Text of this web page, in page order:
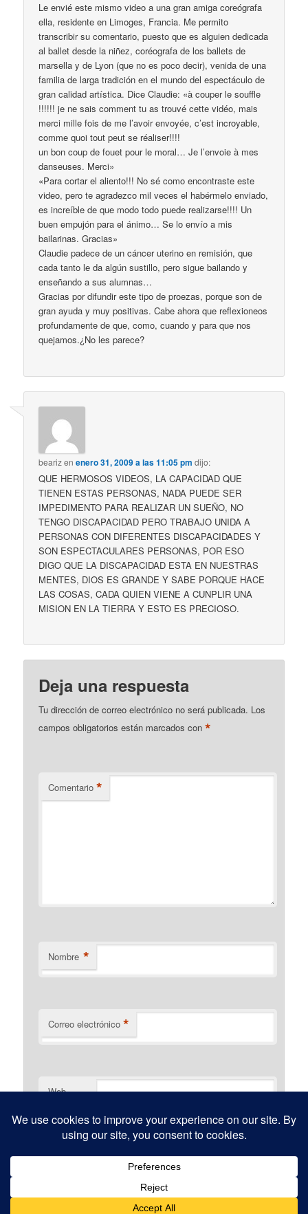
Le envié este mismo video a una gran amiga coreógrafa
ella, residente en Limoges, Francia. Me permito
transcribir su comentario, puesto que es alguien dedicada
al ballet desde la niñez, coréografa de los ballets de
marsella y de Lyon (que no es poco decir), venida de una
familia de larga tradición en el mundo del espectáculo de
gran calidad artística. Dice Claudie: «à couper le souffle
!!!!!! je ne sais comment tu as trouvé cette vidéo, mais
merci mille fois de me l’avoir envoyée, c’est incroyable,
comme quoi tout peut se réaliser!!!!
un bon coup de fouet pour le moral… Je l’envoie à mes
danseuses. Merci»
«Para cortar el aliento!!! No sé como encontraste este
video, pero te agradezco mil veces el habérmelo enviado,
es increíble de que modo todo puede realizarse!!!! Un
buen empujón para el ánimo… Se lo envío a mis
bailarinas. Gracias»
Claudie padece de un cáncer uterino en remisión, que
cada tanto le da algún sustillo, pero sigue bailando y
enseñando a sus alumnas…
Gracias por difundir este tipo de proezas, porque son de
gran ayuda y muy positivas. Cabe ahora que reflexioneos
profundamente de que, como, cuando y para que nos
quejamos.¿No les parece?
bearizenenero 31, 2009 a las 11:05 pm dijo:
QUE HERMOSOS VIDEOS, LA CAPACIDAD QUE
TIENEN ESTAS PERSONAS, NADA PUEDE SER
IMPEDIMENTO PARA REALIZAR UN SUEÑO, NO
TENGO DISCAPACIDAD PERO TRABAJO UNIDA A
PERSONAS CON DIFERENTES DISCAPACIDADES Y
SON ESPECTACULARES PERSONAS, POR ESO
DIGO QUE LA DISCAPACIDAD ESTA EN NUESTRAS
MENTES, DIOS ES GRANDE Y SABE PORQUE HACE
LAS COSAS, CADA QUIEN VIENE A CUNPLIR UNA
MISION EN LA TIERRA Y ESTO ES PRECIOSO.
Deja una respuesta
Tu dirección de correo electrónico no será publicada. Los
campos obligatorios están marcados con*
Comentario *
Nombre *
Correo electrónico *
Web
Funciona gracias a WordPress